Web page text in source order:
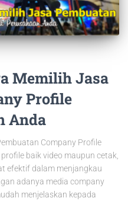
Memilih Jasa
Profile
Anda
Company Profile
baik video maupun cetak,
efektif dalam menjangkau
adanya media company
menjelaskan kepada